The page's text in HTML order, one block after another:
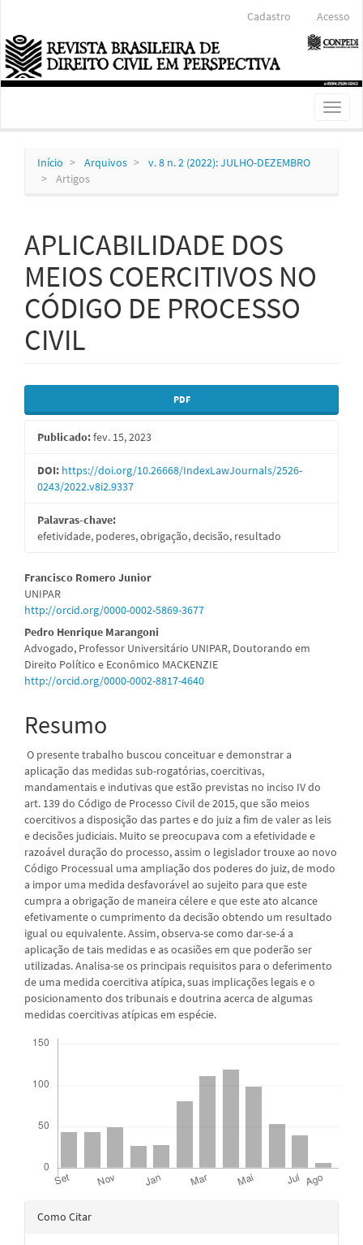
Conteúdo
principal
Barra
Lateral
Cadastro Acesso
Toggle
Início Arquivos
v. 8 n. 2 (2022): JULHO-DEZEMBRO
Artigos
APLICABILIDADE DOS
MEIOS COERCITIVOS NO
CÓDIGO DE PROCESSO
CIVIL
Barra
lateral
de
artigos
PDF
Publicado:fev. 15, 2023
DOI: https://doi.org/10.26668/IndexLawJournals/2526-
0243/2022.v8i2.9337
Palavras-chave:
efetividade, poderes, obrigação, decisão, resultado
Conteúdo
do
artigo
principal
Francisco Romero Junior
UNIPAR
http://orcid.org/0000-0002-5869-3677
Pedro Henrique Marangoni
Advogado, Professor Universitário UNIPAR, Doutorando em
Direito Político e Econômico MACKENZIE
http://orcid.org/0000-0002-8817-4640
Resumo
O presente trabalho buscou conceituar e demonstrar a
aplicação das medidas sub-rogatórias, coercitivas,
mandamentais e indutivas que estão previstas no inciso IV do
art. 139 do Código de Processo Civil de 2015, que são meios
coercitivos a disposição das partes e do juiz a fim de valer as leis
e decisões judiciais. Muito se preocupava com a efetividade e
razoável duração do processo, assim o legislador trouxe ao novo
Código Processual uma ampliação dos poderes do juiz, de modo
a impor uma medida desfavorável ao sujeito para que este
cumpra a obrigação de maneira célere e que este ato alcance
efetivamente o cumprimento da decisão obtendo um resultado
igual ou equivalente. Assim, observa-se como dar-se-á a
aplicação de tais medidas e as ocasiões em que poderão ser
utilizadas. Analisa-se os principais requisitos para o deferimento
de uma medida coercitiva atípica, suas implicações legais e o
posicionamento dos tribunais e doutrina acerca de algumas
medidas coercitivas atípicas em espécie.
Detalhes
Como Citar